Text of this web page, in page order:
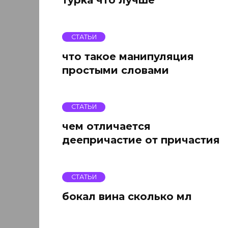
СТАТЬИ
что такое манипуляция
простыми словами
СТАТЬИ
чем отличается
деепричастие от причастия
СТАТЬИ
бокал вина сколько мл